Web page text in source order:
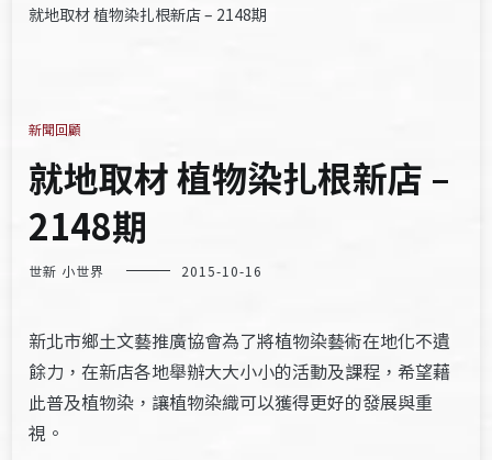
就地取材 植物染扎根新店 – 2148期
新聞回顧
就地取材 植物染扎根新店 –
2148期
世新 小世界 2015-10-16
新北市鄉土文藝推廣協會為了將植物染藝術在地化不遺
餘力，在新店各地舉辦大大小小的活動及課程，希望藉
此普及植物染，讓植物染織可以獲得更好的發展與重
視。